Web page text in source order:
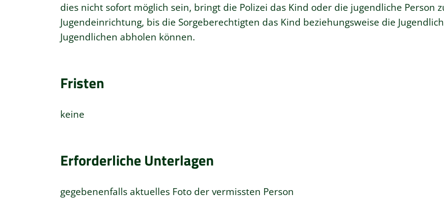
dies nicht sofort möglich sein, bringt die Polizei das Kind oder die jugendliche Person
Jugendeinrichtung, bis die Sorgeberechtigten das Kind beziehungsweise die
Jugendlichen abholen können.
Fristen
keine
Erforderliche Unterlagen
gegebenenfalls aktuelles Foto der vermissten Person